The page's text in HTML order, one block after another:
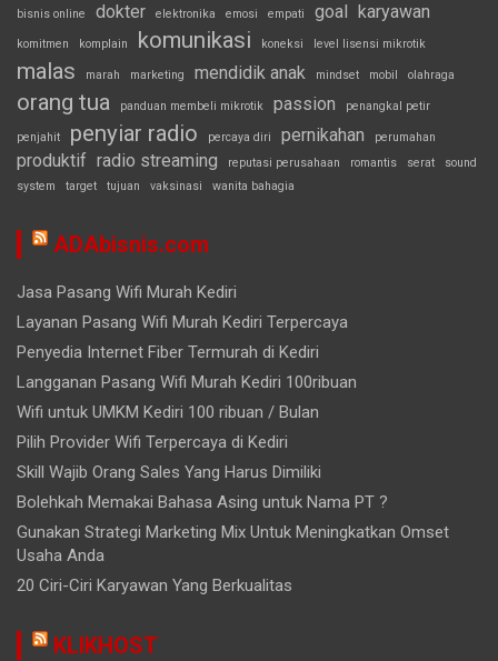
bisnis online dokter elektronika emosi empati goal karyawan
komitmen komplain komunikasi koneksi level lisensi mikrotik
malas marah marketing mendidik anak mindset mobil olahraga
orang tua panduan membeli mikrotik passion penangkal petir
penjahit penyiar radio percaya diri pernikahan perumahan
produktif radio streaming reputasi perusahaan romantis serat
sound
system
target tujuan vaksinasi wanita bahagia
ADAbisnis.com
Jasa Pasang Wifi Murah Kediri
Layanan Pasang Wifi Murah Kediri Terpercaya
Penyedia Internet Fiber Termurah di Kediri
Langganan Pasang Wifi Murah Kediri 100ribuan
Wifi untuk UMKM Kediri 100 ribuan / Bulan
Pilih Provider Wifi Terpercaya di Kediri
Skill Wajib Orang Sales Yang Harus Dimiliki
Bolehkah Memakai Bahasa Asing untuk Nama PT ?
Gunakan Strategi Marketing Mix Untuk Meningkatkan Omset
Usaha Anda
20 Ciri-Ciri Karyawan Yang Berkualitas
KLIKHOST